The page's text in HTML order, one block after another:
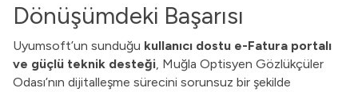
Dönüşümdeki Başarısı
Uyumsoft’un sunduğu kullanıcı dostu e-Fatura portalı
ve güçlü teknik desteği, Muğla Optisyen Gözlükçüler
Odası’nın dijitalleşme sürecini sorunsuz bir şekilde